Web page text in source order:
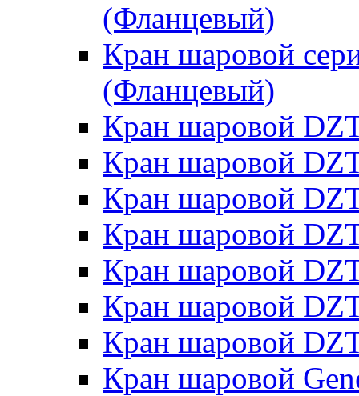
(Фланцевый)
Кран шаровой
(Фланцевый)
Кран шаровой
Кран шаровой
Кран шаровой
Кран шаровой
Кран шаровой
Кран шаровой
Кран шаровой
Кран шаровой